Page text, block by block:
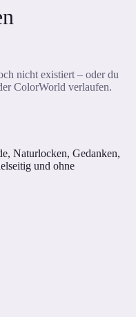
nicht existiert – oder du
ColorWorld verlaufen.
Naturlocken, Gedanken,
und ohne